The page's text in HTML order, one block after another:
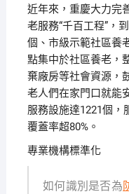
近年來，重慶大力完
老服務“千百工程”，
個、市級示範社區養
點集中於社區養老，
棄廠房等社會資源，
老人們在家門口就能
服務設施達1221個，
覆蓋率超80%。
專業機構標準化
如何識別是否為